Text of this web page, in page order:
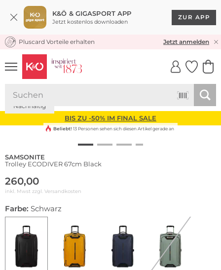
K&Ö & GIGASPORT APP
Jetzt kostenlos downloaden
ZUR APP
KOSTENLOSER VERSAND* & RÜCKVERSAND
Pluscard Vorteile erhalten Jetzt anmelden
UNSERE APP
CLICK &
BIS ZU -50% IM FINAL SALE
Nachhaltig
Beliebt! 13 Personen sehen sich diesen Artikel gerade an
SAMSONITE
Trolley ECODIVER 67cm Black
260,00
inkl. Mwst zzgl. Versandkosten
Farbe: Schwarz